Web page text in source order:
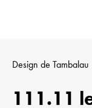
Design de Tambalau
111.11